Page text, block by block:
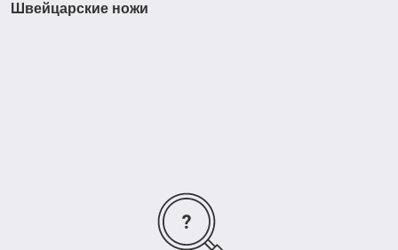
Швейцарские ножи